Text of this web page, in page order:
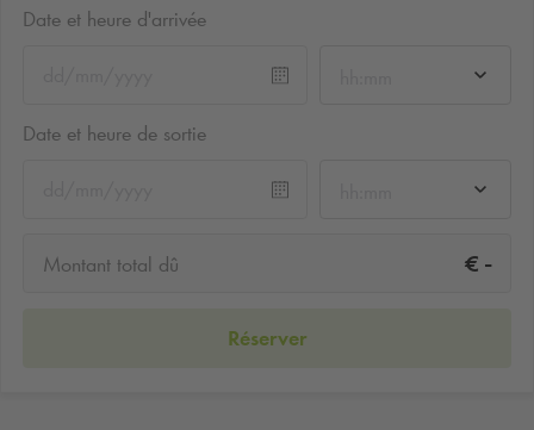
Date et heure d'arrivée
Date et heure de sortie
Montant total dû € -
Réserver